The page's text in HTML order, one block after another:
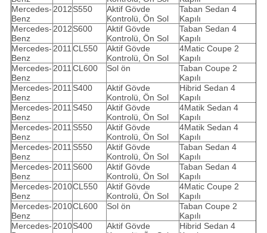
Mercedes-
Benz
2012S550
Aktif Gövde
Kontrolü, Ön Sol
Taban Sedan 4
Kapılı
Mercedes-
Benz
2012S600
Aktif Gövde
Kontrolü, Ön Sol
Taban Sedan 4
Kapılı
Mercedes-
Benz
2011CL550
Aktif Gövde
Kontrolü, Ön Sol
4Matic Coupe 2
Kapılı
Mercedes-
Benz
2011CL600 Sol ön
Taban Coupe 2
Kapılı
Mercedes-
Benz
2011 S400
Aktif Gövde
Kontrolü, Ön Sol
Hibrid Sedan 4
Kapılı
Mercedes-
Benz
2011 S450
Aktif Gövde
Kontrolü, Ön Sol
4Matik Sedan 4
Kapılı
Mercedes-
Benz
2011 S550
Aktif Gövde
Kontrolü, Ön Sol
4Matik Sedan 4
Kapılı
Mercedes-
Benz
2011 S550
Aktif Gövde
Kontrolü, Ön Sol
Taban Sedan 4
Kapılı
Mercedes-
Benz
2011 S600
Aktif Gövde
Kontrolü, Ön Sol
Taban Sedan 4
Kapılı
Mercedes-
Benz
2010CL550
Aktif Gövde
Kontrolü, Ön Sol
4Matic Coupe 2
Kapılı
Mercedes-
Benz
2010CL600 Sol ön
Taban Coupe 2
Kapılı
Mercedes-2010S400
Aktif Gövde
Hibrid Sedan 4